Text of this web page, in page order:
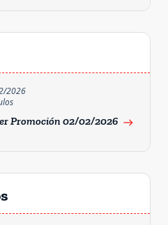
2026
Promoción 02/02/2026 east